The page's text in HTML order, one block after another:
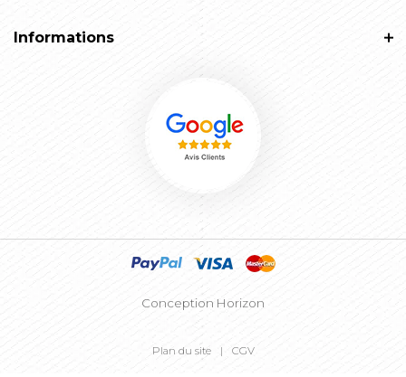
Informations
Conception Horizon
Plan du site CGV